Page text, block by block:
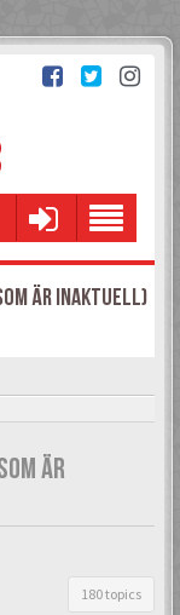
ÄR INAKTUELL)
ÄR
180 topics